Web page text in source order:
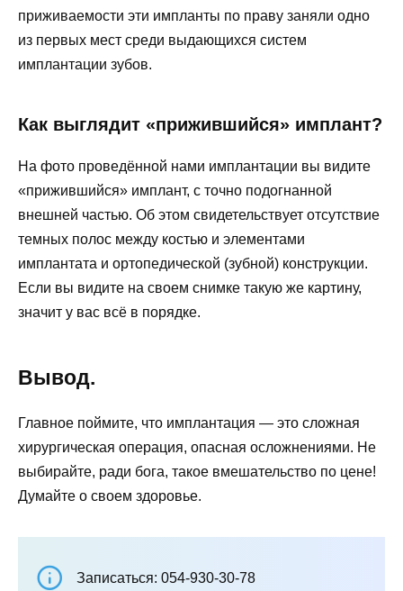
приживаемости эти импланты по праву заняли одно
из первых мест среди выдающихся систем
имплантации зубов.
Как выглядит «прижившийся» имплант?
На фото проведённой нами имплантации вы видите
«прижившийся» имплант, с точно подогнанной
внешней частью. Об этом свидетельствует отсутствие
темных полос между костью и элементами
имплантата и ортопедической (зубной) конструкции.
Если вы видите на своем снимке такую же картину,
значит у вас всё в порядке.
Вывод.
Главное поймите, что имплантация — это сложная
хирургическая операция, опасная осложнениями. Не
выбирайте, ради бога, такое вмешательство по цене!
Думайте о своем здоровье.
Записаться: 054-930-30-78